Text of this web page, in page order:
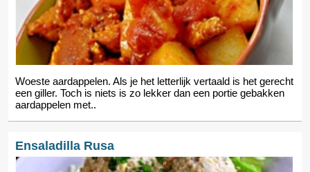
Woeste aardappelen. Als je het letterlijk vertaald is het gerecht
een giller. Toch is niets is zo lekker dan een portie gebakken
aardappelen met..
Ensaladilla Rusa